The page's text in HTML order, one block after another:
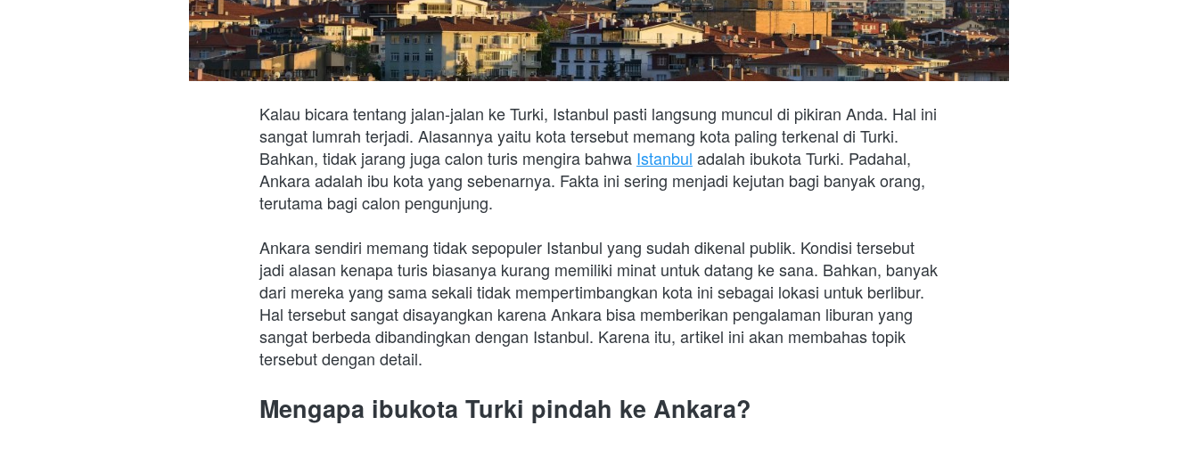
Kalau bicara tentang jalan-jalan ke Turki, Istanbul pasti langsung muncul di pikiran Anda. Hal ini
sangat lumrah terjadi. Alasannya yaitu kota tersebut memang kota paling terkenal di Turki.
Bahkan, tidak jarang juga calon turis mengira bahwa Istanbul adalah ibukota Turki. Padahal,
Ankara adalah ibu kota yang sebenarnya. Fakta ini sering menjadi kejutan bagi banyak orang,
terutama bagi calon pengunjung.
Ankara sendiri memang tidak sepopuler Istanbul yang sudah dikenal publik. Kondisi tersebut
jadi alasan kenapa turis biasanya kurang memiliki minat untuk datang ke sana. Bahkan, banyak
dari mereka yang sama sekali tidak mempertimbangkan kota ini sebagai lokasi untuk berlibur.
Hal tersebut sangat disayangkan karena Ankara bisa memberikan pengalaman liburan yang
sangat berbeda dibandingkan dengan Istanbul. Karena itu, artikel ini akan membahas topik
tersebut dengan detail.
Mengapa ibukota Turki pindah ke Ankara?